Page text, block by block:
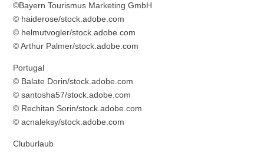
©Bayern Tourismus Marketing GmbH
© haiderose/stock.adobe.com
© helmutvogler/stock.adobe.com
© Arthur Palmer/stock.adobe.com
Portugal
© Balate Dorin/stock.adobe.com
© santosha57/stock.adobe.com
© Rechitan Sorin/stock.adobe.com
© acnaleksy/stock.adobe.com
Cluburlaub